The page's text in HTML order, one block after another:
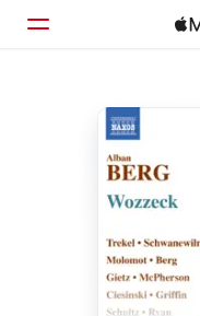
Inicio
Explorar
Buscar